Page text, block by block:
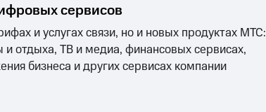
сервисов
и услугах связи, но и новых продуктах МТС:
отдыха, ТВ и медиа, финансовых сервисах,
бизнеса и других сервисах компании